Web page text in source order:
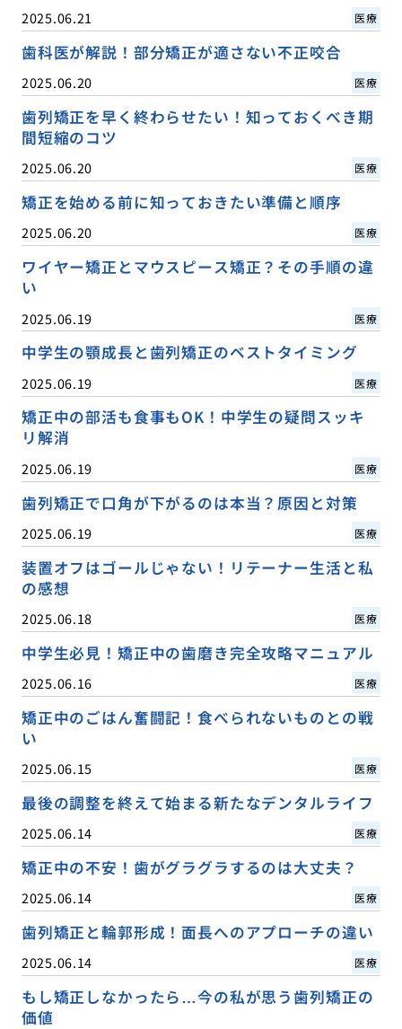
2025.06.21 医療
歯科医が解説！部分矯正が適さない不正咬合
2025.06.20 医療
歯列矯正を早く終わらせたい！知っておくべき期
間短縮のコツ
2025.06.20 医療
矯正を始める前に知っておきたい準備と順序
2025.06.20 医療
ワイヤー矯正とマウスピース矯正？その手順の違
い
2025.06.19 医療
中学生の顎成長と歯列矯正のベストタイミング
2025.06.19 医療
矯正中の部活も食事もOK！中学生の疑問スッキ
リ解消
2025.06.19 医療
歯列矯正で口角が下がるのは本当？原因と対策
2025.06.19 医療
装置オフはゴールじゃない！リテーナー生活と私
の感想
2025.06.18 医療
中学生必見！矯正中の歯磨き完全攻略マニュアル
2025.06.16 医療
矯正中のごはん奮闘記！食べられないものとの戦
い
2025.06.15 医療
最後の調整を終えて始まる新たなデンタルライフ
2025.06.14 医療
矯正中の不安！歯がグラグラするのは大丈夫？
2025.06.14 医療
歯列矯正と輪郭形成！面長へのアプローチの違い
2025.06.14 医療
もし矯正しなかったら…今の私が思う歯列矯正の
価値